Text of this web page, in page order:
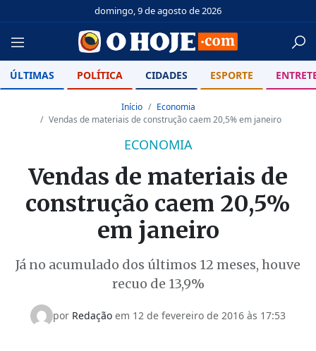
domingo, 9 de agosto de 2026
ÚLTIMAS POLÍTICA CIDADES ESPORTE
Início
Economia
Vendas de materiais de construção caem 20,5% em janeiro
ECONOMIA
Vendas de materiais de
construção caem 20,5%
em janeiro
Já no acumulado dos últimos 12 meses, houve
recuo de 13,9%
por Redação em 12 de fevereiro de 2016 às 17:53